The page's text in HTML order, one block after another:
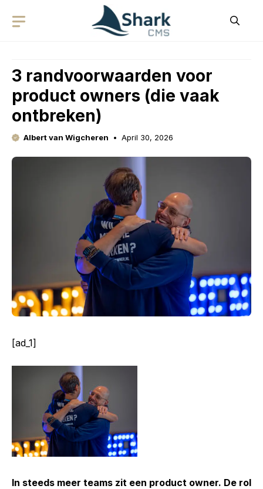
3 randvoorwaarden voor
product owners (die vaak
ontbreken)
Albert van Wigcheren April 30, 2026
[ad_1]
In steeds meer teams zit een product owner. De rol